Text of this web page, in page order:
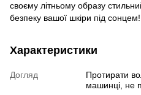
своєму літньому образу
безпеку вашої шкіри під сонцем!
Характеристики
Догляд
Протирати
машинці, не